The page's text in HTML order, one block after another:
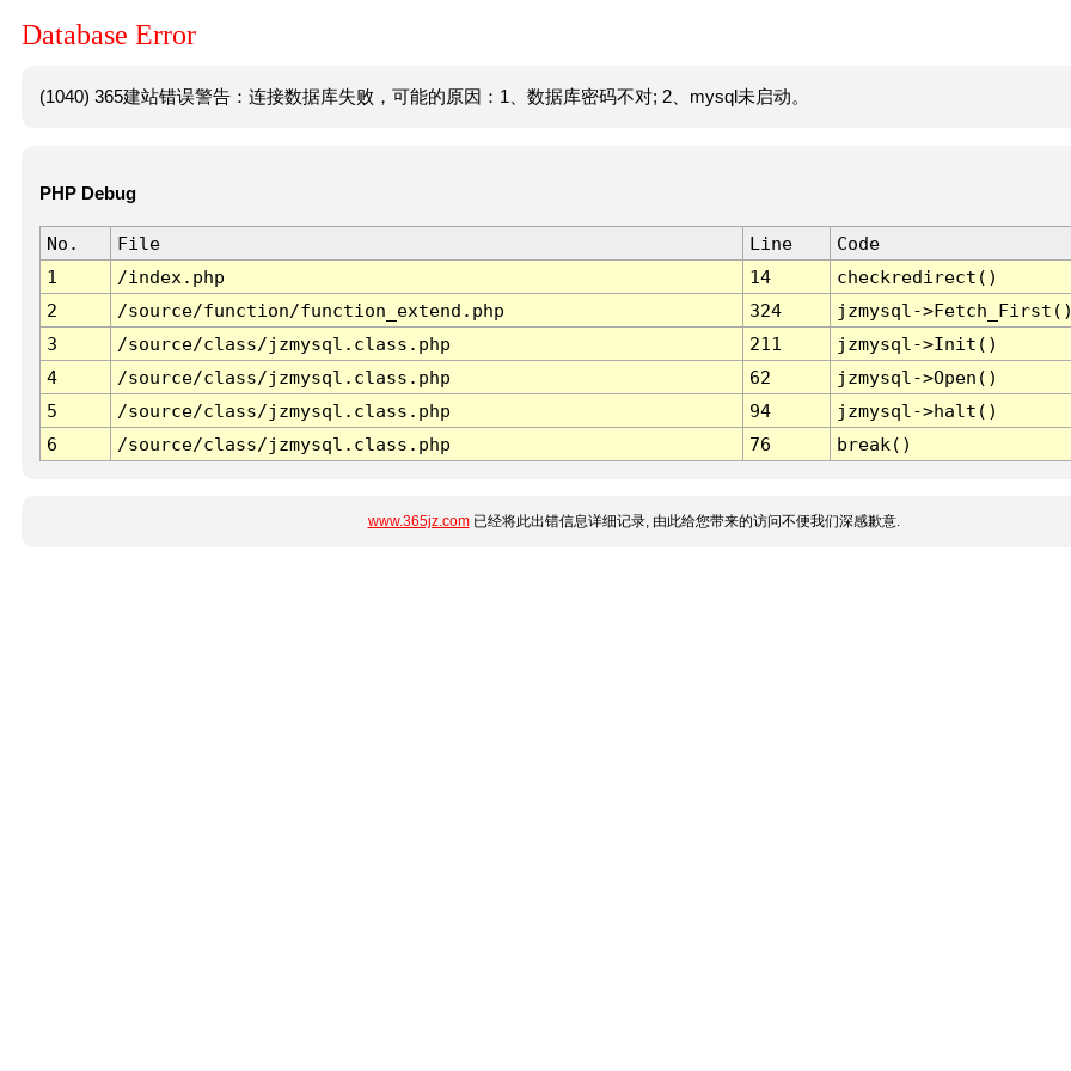
Database Error
(1040) 365建站错误警告：连接数据库失败，可能的原因：1、数据库密码不对; 2、mysql未启动。
PHP Debug
No. File Line
Code
1
/index.php 14
checkredirect()
2
/source/function/function_extend.php 324
jzmysql-
3
/source/class/jzmysql.class.php 211
jzmysql->Init()
4
/source/class/jzmysql.class.php 62
jzmysql->Open()
5
/source/class/jzmysql.class.php 94
jzmysql->halt()
6
/source/class/jzmysql.class.php 76 break()
www.365jz.com已经将此出错信息详细记录, 由此给您带来的访问不便我们深感歉意.